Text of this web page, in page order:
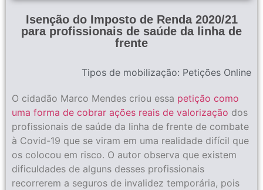
Isenção do Imposto de Renda 2020/21
para profissionais de saúde da linha de
frente
Tipos de mobilização: Petições Online
O cidadão Marco Mendes criou essa petição como
uma forma de cobrar ações reais de valorização dos
profissionais de saúde da linha de frente de combate
à Covid-19 que se viram em uma realidade difícil que
os colocou em risco. O autor observa que existem
dificuldades de alguns desses profissionais
recorrerem a seguros de invalidez temporária, pois